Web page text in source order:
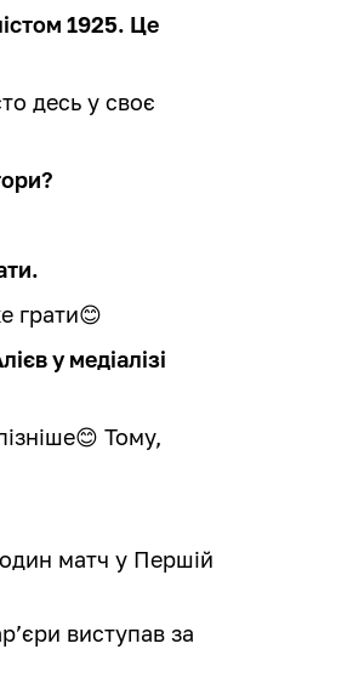
1925. Це
десь у своє
грати😊
у медіалізі
Тому,
матч у Першій
виступав за